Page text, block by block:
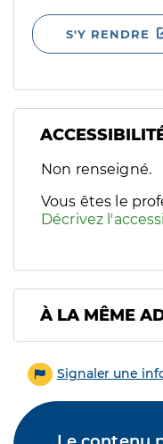
S'Y RENDRE
Filtres
Sélectionnez un ou
Non renseigné.
Vous êtes le
Décrivez
À LA MÊME
Signaler une